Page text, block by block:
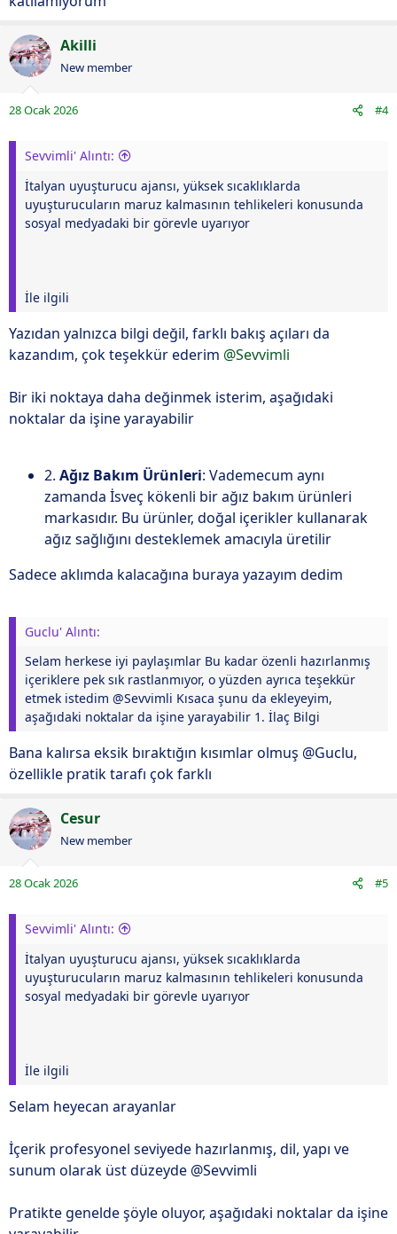
Akilli
New member
28 Ocak 2026 #4
Sevvimli' Alıntı:
İtalyan uyuşturucu ajansı, yüksek sıcaklıklarda
uyuşturucuların maruz kalmasının tehlikeleri konusunda
sosyal medyadaki bir görevle uyarıyor
İle ilgili
Yazıdan yalnızca bilgi değil, farklı bakış açıları da
kazandım, çok teşekkür ederim @Sevvimli
Bir iki noktaya daha değinmek isterim, aşağıdaki
noktalar da işine yarayabilir
2. Ağız Bakım Ürünleri: Vademecum aynı
zamanda İsveç kökenli bir ağız bakım ürünleri
markasıdır. Bu ürünler, doğal içerikler kullanarak
ağız sağlığını desteklemek amacıyla üretilir
Sadece aklımda kalacağına buraya yazayım dedim
Guclu' Alıntı:
Selam herkese iyi paylaşımlar Bu kadar özenli hazırlanmış
içeriklere pek sık rastlanmıyor, o yüzden ayrıca teşekkür
etmek istedim @Sevvimli Kısaca şunu da ekleyeyim,
aşağıdaki noktalar da işine yarayabilir 1. İlaç Bilgi
Bana kalırsa eksik bıraktığın kısımlar olmuş @Guclu,
özellikle pratik tarafı çok farklı
Cesur
New member
28 Ocak 2026 #5
Sevvimli' Alıntı:
İtalyan uyuşturucu ajansı, yüksek sıcaklıklarda
uyuşturucuların maruz kalmasının tehlikeleri konusunda
sosyal medyadaki bir görevle uyarıyor
İle ilgili
Selam heyecan arayanlar
İçerik profesyonel seviyede hazırlanmış, dil, yapı ve
sunum olarak üst düzeyde @Sevvimli
Pratikte genelde şöyle oluyor, aşağıdaki noktalar da işine